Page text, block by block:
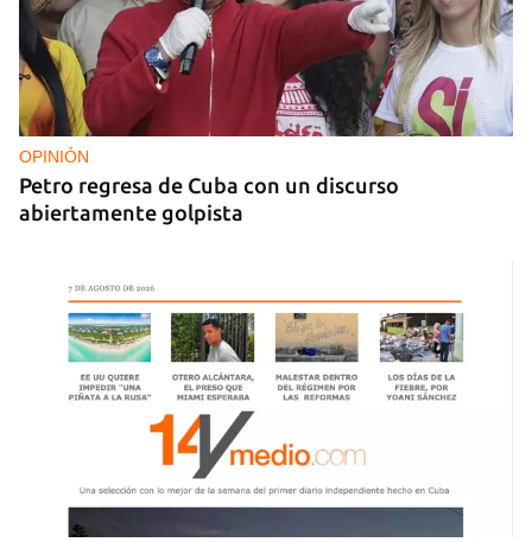
NICARAGUA
EE UU propone a la OEA convocar a los
cancilleres para "tomar medidas" contra las
decisiones de Ortega
OPINIÓN
Petro regresa de Cuba con un discurso
abiertamente golpista